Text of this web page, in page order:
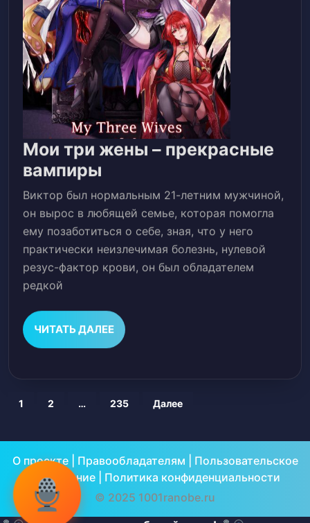
Мои три жены – прекрасные
вампиры
три
жены
–
прекрасные
вампиры
Виктор был нормальным 21-летним мужчиной,
он вырос в любящей семье, которая помогла
ему позаботиться о себе, зная, что у него
практически неизлечимая болезнь, нулевой
резус-фактор крови, он был обладателем
редкой
ЧИТАТЬ ДАЛЕЕЧИТАТЬ
ДАЛЕЕ
Пагинация
1 2 … 235 Далее
О проекте| Правообладателям
Пользовательское
соглашение| Политика конфиденциальности
© 2025 1001ranobe.ru